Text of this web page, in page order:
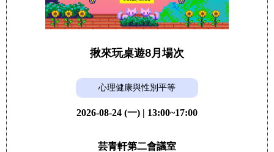
揪來玩桌遊8月場次
心理健康與性別平等
2026-08-24 (一) | 13:00~17:00
芸青軒第二會議室